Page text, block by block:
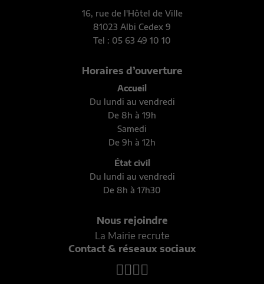
16, rue de l'Hôtel de Ville
81023 Albi Cedex 9
Tel : 05 63 49 10 10
Horaires d’ouverture
Accueil
Du lundi au vendredi
De 8h à 19h
Samedi
De 9h à 12h
État civil
Du lundi au vendredi
De 8h à 17h30
Nous rejoindre
La Mairie recrute
Contact & réseaux sociaux